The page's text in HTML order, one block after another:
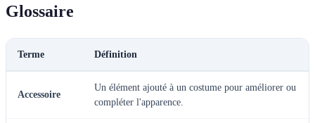
Glossaire
Terme Définition
Accessoire
Un élément ajouté à un costume pour améliorer ou
compléter l'apparence.